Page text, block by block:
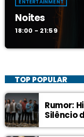
ENTERTAINMENT
Noites
18:00 - 21:59
TOP POPULAR
Rumor:
Silêncio